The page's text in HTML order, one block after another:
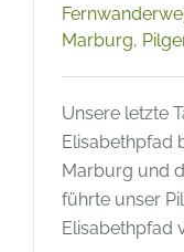
Marburg,
­­Unsere letzte
Elisabethpfad
Marburg und
führte unser
Elisabethpfad